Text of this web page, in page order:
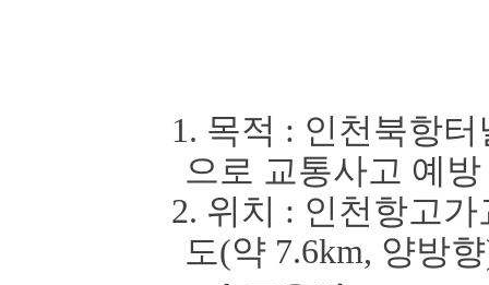
1. 목적 : 인천북항
으로 교통사고 예방
2. 위치 : 인천항고
도(약 7.6km, 양방향